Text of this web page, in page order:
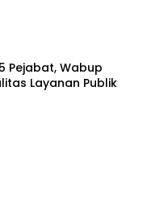
Pejabat, Wabup
Layanan Publik